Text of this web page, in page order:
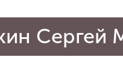
Сергей